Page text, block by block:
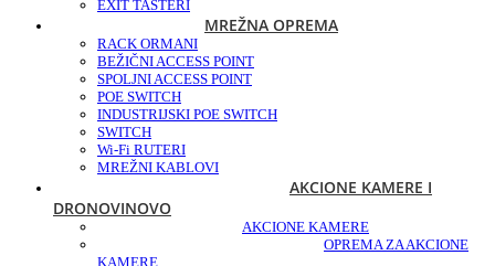
EXIT TASTERI
MREŽNA OPREMA
RACK ORMANI
BEŽIČNI ACCESS POINT
SPOLJNI ACCESS POINT
POE SWITCH
INDUSTRIJSKI POE SWITCH
SWITCH
Wi-Fi RUTERI
MREŽNI KABLOVI
AKCIONE KAMERE I
DRONOVINOVO
AKCIONE KAMERE
OPREMA ZA AKCIONE
KAMERE